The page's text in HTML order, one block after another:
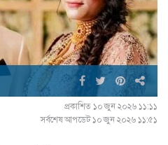
প্রকাশিত ১০ জুন ২০২৬ ১১:১১
সর্বশেষ আপডেট ১০ জুন ২০২৬ ১১:৫১